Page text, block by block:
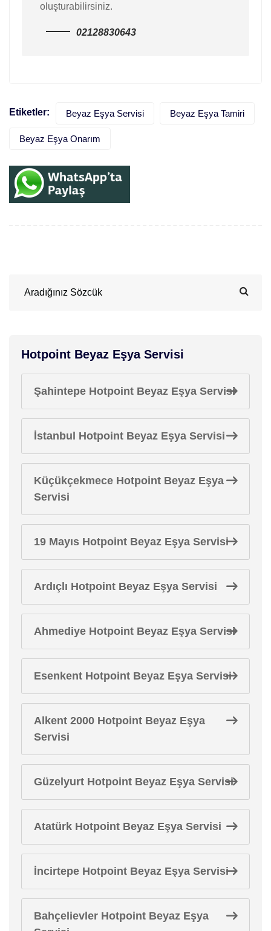
oluşturabilirsiniz.
02128830643
Etiketler: Beyaz Eşya Servisi Beyaz Eşya Tamiri
Beyaz Eşya Onarım
Hotpoint Beyaz Eşya Servisi
Şahintepe Hotpoint Beyaz Eşya Servisi
İstanbul Hotpoint Beyaz Eşya Servisi
Küçükçekmece Hotpoint Beyaz Eşya
Servisi
19 Mayıs Hotpoint Beyaz Eşya Servisi
Ardıçlı Hotpoint Beyaz Eşya Servisi
Ahmediye Hotpoint Beyaz Eşya Servisi
Esenkent Hotpoint Beyaz Eşya Servisi
Alkent 2000 Hotpoint Beyaz Eşya
Servisi
Güzelyurt Hotpoint Beyaz Eşya Servisi
Atatürk Hotpoint Beyaz Eşya Servisi
İncirtepe Hotpoint Beyaz Eşya Servisi
Bahçelievler Hotpoint Beyaz Eşya